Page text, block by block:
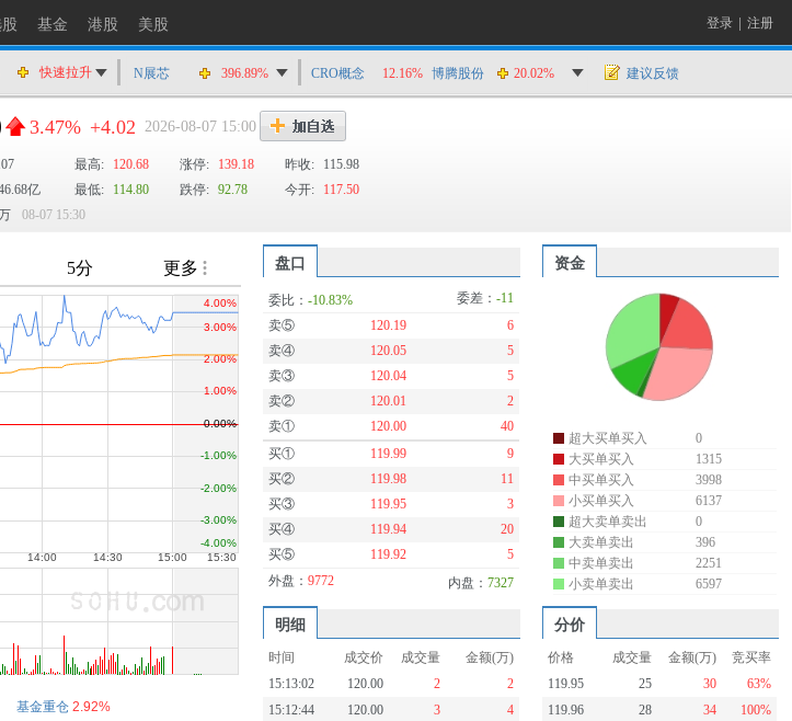
基金 港股 美股 登录 注册
快速拉升
快速拉升
快速拉升
猛烈打压
快速拉升
快速拉升
快速拉升
N展芯 396.89% CRO概念 12.16% 博腾股份 20.02% 建议反馈
3.47% +4.02 2026-08-07 15:00
最高: 120.68 涨停: 139.18 昨收:
115.98
亿 最低: 114.80 跌停: 92.78 今开:
117.50
08-07 15:30
基金重仓 2.92%
盘口 资金
委比：-10.83% 委差：-11
卖⑤
120.19
6
卖④
120.05
5
卖③
120.04
5
卖②
120.01
2
卖①
120.00
40
买①
119.99
9
买②
119.98
11
买③
119.95
3
买④
119.94
20
买⑤
119.92
5
外盘：9772 内盘：7327
超大买单买入
0
大买单买入
1315
中买单买入
3998
小买单买入
6137
超大卖单卖出
0
大卖单卖出
396
中卖单卖出
2251
小卖单卖出
6597
明细 分价
时间 成交价 成交量
金额(万)
15:13:02
120.00 2
2
15:12:44
120.00 3
4
价格 成交量 金额(万)
竞买率
119.95
25 30
63%
119.96
28 34
100%